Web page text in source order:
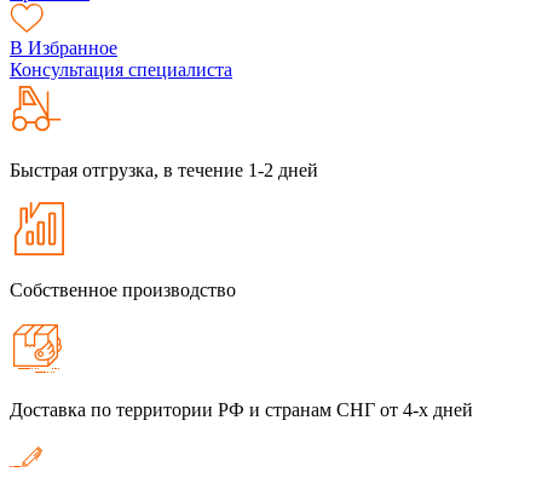
В Избранное
Консультация специалиста
Быстрая отгрузка, в течение 1-2 дней
Собственное производство
Доставка по территории РФ и странам СНГ от 4-х дней